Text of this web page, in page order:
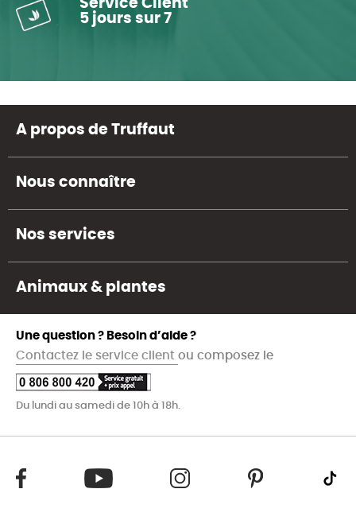
Service Client
5 jours sur 7
A propos de Truffaut
Nous connaître
Nos services
Animaux & plantes
Une question ? Besoin d’aide ?
Contactez le service client ou composez le
Du lundi au samedi de 10h à 18h.